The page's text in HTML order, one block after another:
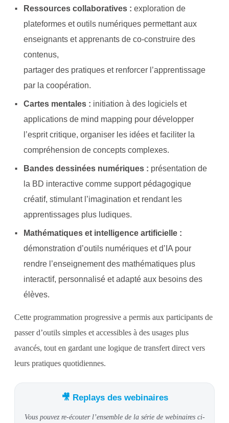
Ressources collaboratives : exploration de
plateformes et outils numériques permettant aux
enseignants et apprenants de co-construire des
contenus,
partager des pratiques et renforcer l’apprentissage
par la coopération.
Cartes mentales : initiation à des logiciels et
applications de mind mapping pour développer
l’esprit critique, organiser les idées et faciliter la
compréhension de concepts complexes.
Bandes dessinées numériques : présentation de
la BD interactive comme support pédagogique
créatif, stimulant l’imagination et rendant les
apprentissages plus ludiques.
Mathématiques et intelligence artificielle :
démonstration d’outils numériques et d’IA pour
rendre l’enseignement des mathématiques plus
interactif, personnalisé et adapté aux besoins des
élèves.
Cette programmation progressive a permis aux participants de
passer d’outils simples et accessibles à des usages plus
avancés, tout en gardant une logique de transfert direct vers
leurs pratiques quotidiennes.
🎥 Replays des webinaires
Vous pouvez re-écouter l’ensemble de la série de webinaires ci-